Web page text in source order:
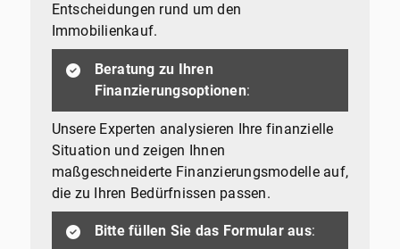
Entscheidungen rund um den
Immobilienkauf.
Beratung zu Ihren
Finanzierungsoptionen:
Unsere Experten analysieren Ihre finanzielle
Situation und zeigen Ihnen
maßgeschneiderte Finanzierungsmodelle auf,
die zu Ihren Bedürfnissen passen.
Bitte füllen Sie das Formular aus: